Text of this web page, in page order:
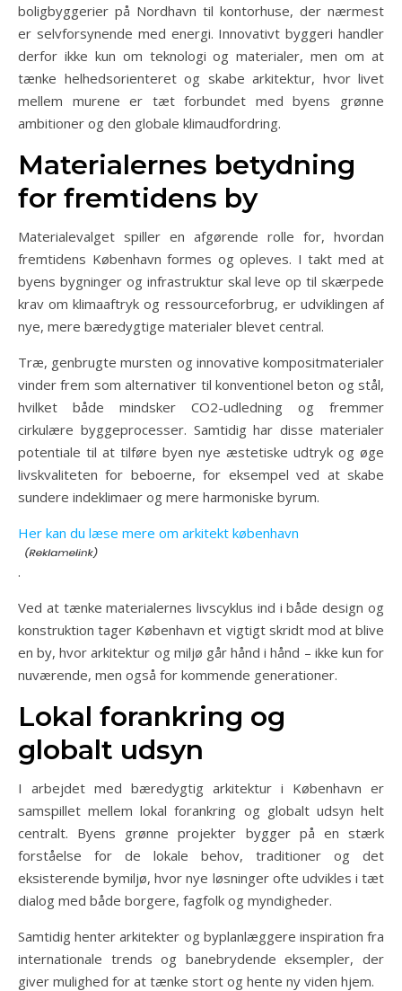
boligbyggerier på Nordhavn til kontorhuse, der nærmest
er selvforsynende med energi. Innovativt byggeri handler
derfor ikke kun om teknologi og materialer, men om at
tænke helhedsorienteret og skabe arkitektur, hvor livet
mellem murene er tæt forbundet med byens grønne
ambitioner og den globale klimaudfordring.
Materialernes betydning
for fremtidens by
Materialevalget spiller en afgørende rolle for, hvordan
fremtidens København formes og opleves. I takt med at
byens bygninger og infrastruktur skal leve op til skærpede
krav om klimaaftryk og ressourceforbrug, er udviklingen af
nye, mere bæredygtige materialer blevet central.
Træ, genbrugte mursten og innovative kompositmaterialer
vinder frem som alternativer til konventionel beton og stål,
hvilket både mindsker CO2-udledning og fremmer
cirkulære byggeprocesser. Samtidig har disse materialer
potentiale til at tilføre byen nye æstetiske udtryk og øge
livskvaliteten for beboerne, for eksempel ved at skabe
sundere indeklimaer og mere harmoniske byrum.
Her kan du læse mere om arkitekt københavn
.
Ved at tænke materialernes livscyklus ind i både design og
konstruktion tager København et vigtigt skridt mod at blive
en by, hvor arkitektur og miljø går hånd i hånd – ikke kun for
nuværende, men også for kommende generationer.
Lokal forankring og
globalt udsyn
I arbejdet med bæredygtig arkitektur i København er
samspillet mellem lokal forankring og globalt udsyn helt
centralt. Byens grønne projekter bygger på en stærk
forståelse for de lokale behov, traditioner og det
eksisterende bymiljø, hvor nye løsninger ofte udvikles i tæt
dialog med både borgere, fagfolk og myndigheder.
Samtidig henter arkitekter og byplanlæggere inspiration fra
internationale trends og banebrydende eksempler, der
giver mulighed for at tænke stort og hente ny viden hjem.